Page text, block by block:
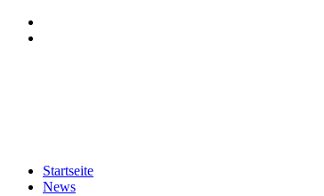
Startseite
News